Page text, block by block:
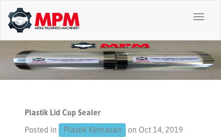
Toggle
Plastik Lid Cup Sealer
Posted in
Plastik Kemasan on Oct 14, 2019